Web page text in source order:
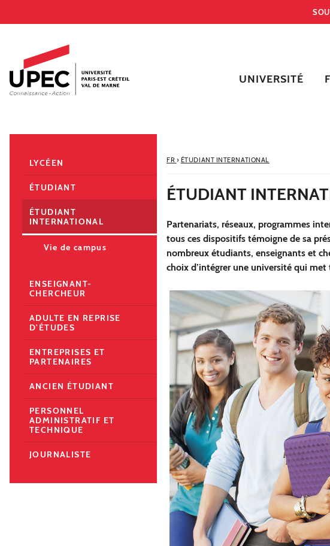
Accès directs
Recherche
Navigation secondaire
UNIVERSITÉ
FR › ÉTUDIANT INTERNATIONAL
ÉTUDIANT
Partenariats, réseaux, programmes
tous ces dispositifs témoigne de sa
nombreux étudiants, enseignants et
choix d’intégrer une université qui
LYCÉEN
ÉTUDIANT
ÉTUDIANT
INTERNATIONAL
Vie de campus
ENSEIGNANT-
CHERCHEUR
ADULTE EN REPRISE
D'ÉTUDES
ENTREPRISES ET
PARTENAIRES
ANCIEN ÉTUDIANT
PERSONNEL
ADMINISTRATIF ET
TECHNIQUE
JOURNALISTE